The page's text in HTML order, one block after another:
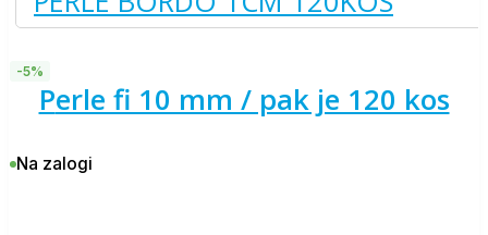
-5%
perle fi 10 mm / pak je 120 kos
Na zalogi